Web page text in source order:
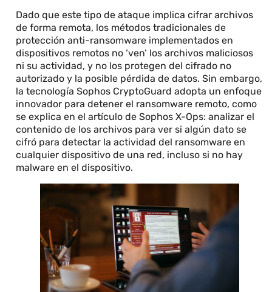
Dado que este tipo de ataque implica cifrar archivos
de forma remota, los métodos tradicionales de
protección anti-ransomware implementados en
dispositivos remotos no ‘ven’ los archivos maliciosos
ni su actividad, y no los protegen del cifrado no
autorizado y la posible pérdida de datos. Sin embargo,
la tecnología Sophos CryptoGuard adopta un enfoque
innovador para detener el ransomware remoto, como
se explica en el artículo de Sophos X-Ops: analizar el
contenido de los archivos para ver si algún dato se
cifró para detectar la actividad del ransomware en
cualquier dispositivo de una red, incluso si no hay
malware en el dispositivo.